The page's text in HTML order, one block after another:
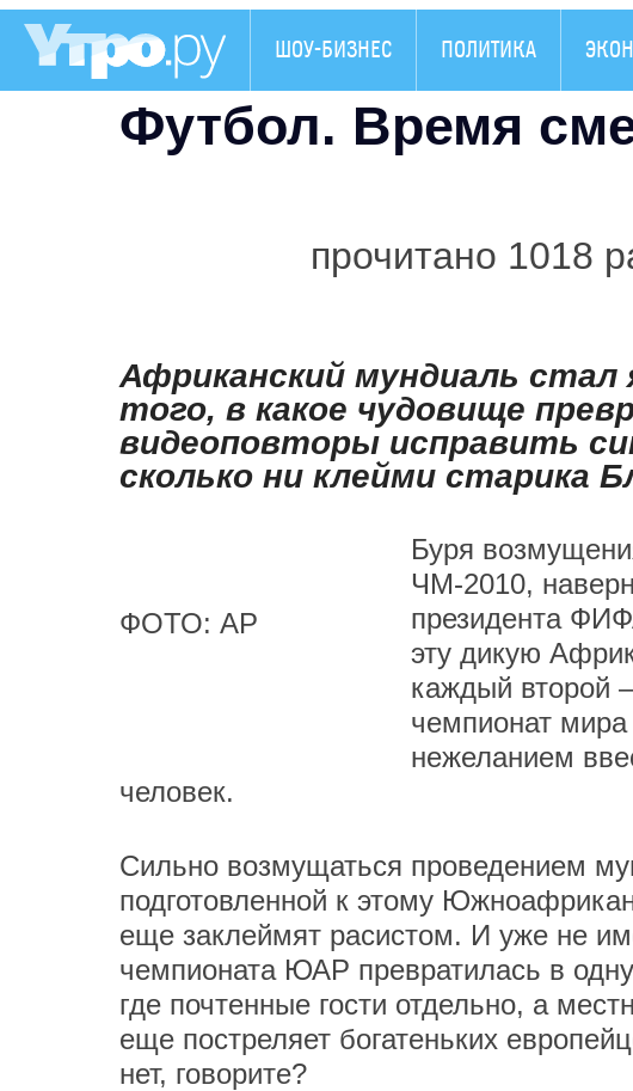
ШОУ-БИЗНЕС ПОЛИТИКА
Футбол. Время
прочитано 1018
Африканский мундиаль
того, в какое чудовище
видеоповторы исправить
сколько ни клейми старика
ФОТО: AP
Буря
ЧМ-2010,
президента
эту дикую
каждый второй
чемпионат
нежеланием
человек.
Сильно возмущаться проведением
подготовленной к этому
еще заклеймят расистом. И уже не
чемпионата ЮАР превратилась в
где почтенные гости отдельно, а
еще постреляет богатеньких
нет, говорите?